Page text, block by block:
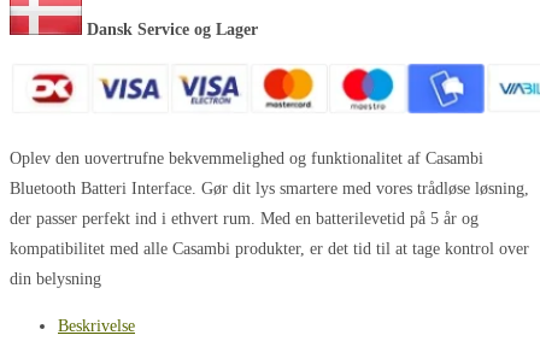
Dansk Service og Lager
Oplev den uovertrufne bekvemmelighed og funktionalitet af Casambi
Bluetooth Batteri Interface. Gør dit lys smartere med vores trådløse løsning,
der passer perfekt ind i ethvert rum. Med en batterilevetid på 5 år og
kompatibilitet med alle Casambi produkter, er det tid til at tage kontrol over
din belysning
Beskrivelse